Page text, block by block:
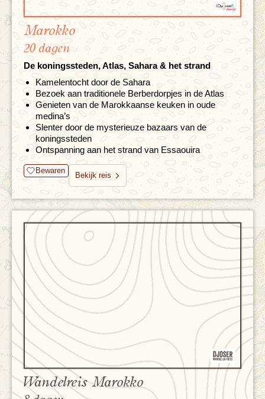
Marokko
20 dagen
De koningssteden, Atlas, Sahara & het strand
Kamelentocht door de Sahara
Bezoek aan traditionele Berberdorpjes in de Atlas
Genieten van de Marokkaanse keuken in oude
medina’s
Slenter door de mysterieuze bazaars van de
koningssteden
Ontspanning aan het strand van Essaouira
Bewaren
Bekijk reis
Wandelreis Marokko